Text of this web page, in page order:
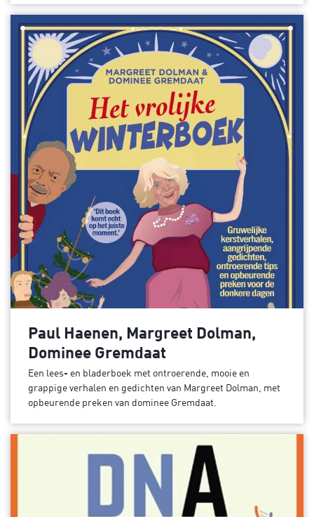
Paul Haenen, Margreet Dolman,
Dominee Gremdaat
Een lees- en bladerboek met ontroerende, mooie en
grappige verhalen en gedichten van Margreet Dolman, met
opbeurende preken van dominee Gremdaat.